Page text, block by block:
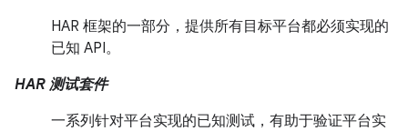
HAR 框架的一部分，提供所有目标平台都必须实现的
已知 API。
HAR 测试套件
一系列针对平台实现的已知测试，有助于验证平台实